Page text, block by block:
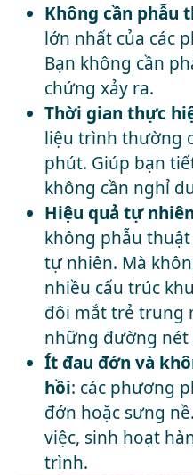
Không cần phẫu
lớn nhất của các
Bạn không cần
chứng xảy ra.
Thời gian thực
liệu trình thường
phút. Giúp bạn
không cần nghỉ
Hiệu quả tự nhiên
không phẫu
tự nhiên. Mà
nhiều cấu trúc
đôi mắt trẻ trung
những đường nét
Ít đau đớn và
hồi: các phương
đớn hoặc sưng
việc, sinh hoạt
trình.